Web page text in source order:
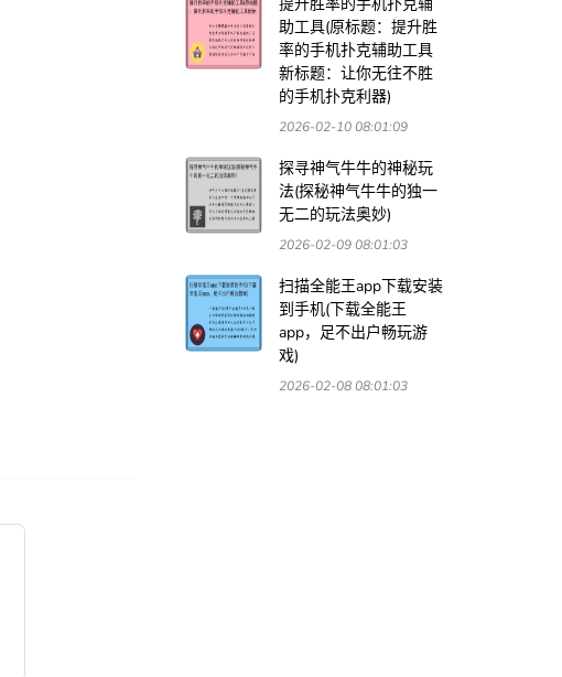
助工具(原标题：提升胜
率的手机扑克辅助工具
新标题：让你无往不胜
的手机扑克利器)
2026-02-10 08:01:09
探寻神气牛牛的神秘玩
法(探秘神气牛牛的独一
无二的玩法奥妙)
2026-02-09 08:01:03
扫描全能王app下载安装
到手机(下载全能王
app，足不出户畅玩游
戏)
2026-02-08 08:01:03